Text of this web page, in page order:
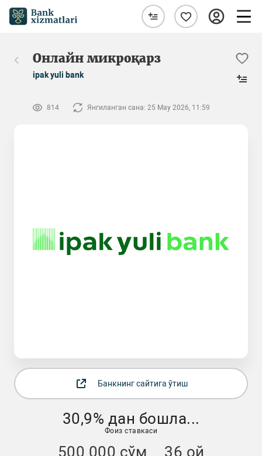
Онлайн микроқарз
ipak yuli bank
814 Янгиланган сана: 25 May 2026, 11:59
Банкнинг сайтига ўтиш
30,9% дан бошла...
Фоиз ставкаси
500 000 сўм 36 ой